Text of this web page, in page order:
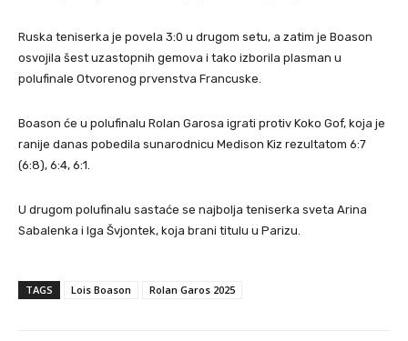
Ruska teniserka je povela 3:0 u drugom setu, a zatim je Boason
osvojila šest uzastopnih gemova i tako izborila plasman u
polufinale Otvorenog prvenstva Francuske.
Boason će u polufinalu Rolan Garosa igrati protiv Koko Gof, koja je
ranije danas pobedila sunarodnicu Medison Kiz rezultatom 6:7
(6:8), 6:4, 6:1.
U drugom polufinalu sastaće se najbolja teniserka sveta Arina
Sabalenka i Iga Švjontek, koja brani titulu u Parizu.
TAGS Lois Boason Rolan Garos 2025